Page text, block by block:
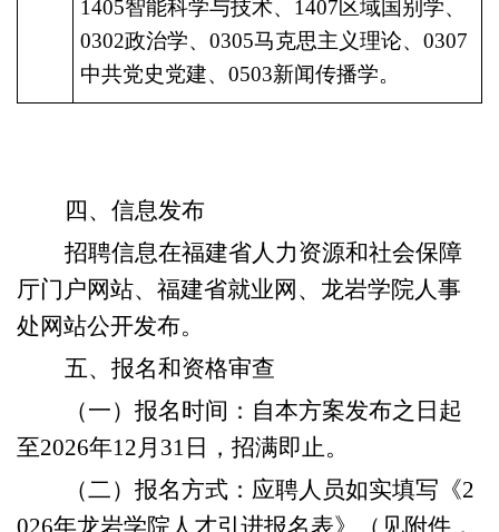
1405智能科学与技术、1407区域国别学、
0302政治学、0305马克思主义理论、0307
中共党史党建、0503新闻传播学。
四、信息发布
招聘信息在福建省人力资源和社会保障
厅门户网站、福建省就业网、 龙岩学院人事
处网站公开发布。
五、报名和资格审查
（一）报名时间：自本方案发布之日起
至2026年12月31日，招满即止。
（二）报名方式：应聘人员如实填写《2
026年龙岩学院人才引进报名表》（见附件，